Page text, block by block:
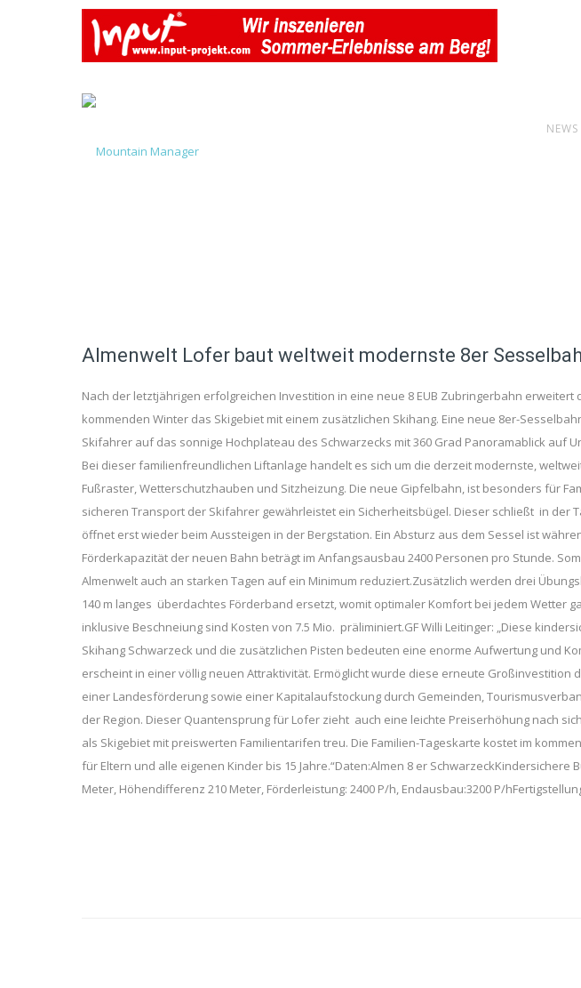
NEWS
Almenwelt Lofer baut weltweit modernste 8er
Nach der letztjährigen erfolgreichen Investition in eine neue 8 EUB Zubringerbahn erweitert
kommenden Winter das Skigebiet mit einem zusätzlichen Skihang. Eine neue 8er-
Skifahrer auf das sonnige Hochplateau des Schwarzecks mit 360 Grad Panoramablick auf
Bei dieser familienfreundlichen Liftanlage handelt es sich um die derzeit modernste,
Fußraster, Wetterschutzhauben und Sitzheizung. Die neue Gipfelbahn, ist besonders für
sicheren Transport der Skifahrer gewährleistet ein Sicherheitsbügel. Dieser schließt in der
öffnet erst wieder beim Aussteigen in der Bergstation. Ein Absturz aus dem Sessel ist
Förderkapazität der neuen Bahn beträgt im Anfangsausbau 2400 Personen pro Stunde.
Almenwelt auch an starken Tagen auf ein Minimum reduziert.Zusätzlich werden drei
140 m langes überdachtes Förderband ersetzt, womit optimaler Komfort bei jedem Wetter
inklusive Beschneiung sind Kosten von 7.5 Mio.  präliminiert.GF Willi Leitinger: „Diese
Skihang Schwarzeck und die zusätzlichen Pisten bedeuten eine enorme Aufwertung und
erscheint in einer völlig neuen Attraktivität. Ermöglicht wurde diese erneute Großinvestition
einer Landesförderung sowie einer Kapitalaufstockung durch Gemeinden,
der Region. Dieser Quantensprung für Lofer zieht auch eine leichte Preiserhöhung nach
als Skigebiet mit preiswerten Familientarifen treu. Die Familien-Tageskarte kostet im
für Eltern und alle eigenen Kinder bis 15 Jahre.“Daten:Almen 8 er SchwarzeckKindersichere
Meter, Höhendifferenz 210 Meter, Förderleistung: 2400 P/h, Endausbau:3200 P/